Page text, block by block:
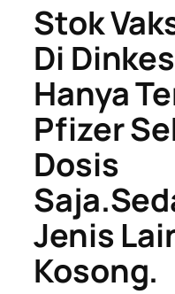
Stok
Di
Hanya
Pfizer
Dosis
Jenis
Kosong.